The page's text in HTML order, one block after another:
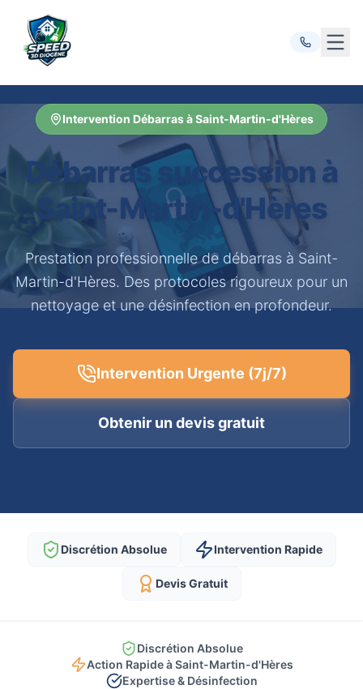
Intervention Débarras à Saint-Martin-d'Hères
Débarras succession à
Saint-Martin-d'Hères
Prestation professionnelle de débarras à Saint-
Martin-d'Hères. Des protocoles rigoureux pour un
nettoyage et une désinfection en profondeur.
Intervention Urgente (7j/7)
Obtenir un devis gratuit
Discrétion Absolue Intervention Rapide
Devis Gratuit
Discrétion Absolue
Action Rapide à Saint-Martin-d'Hères
Expertise & Désinfection